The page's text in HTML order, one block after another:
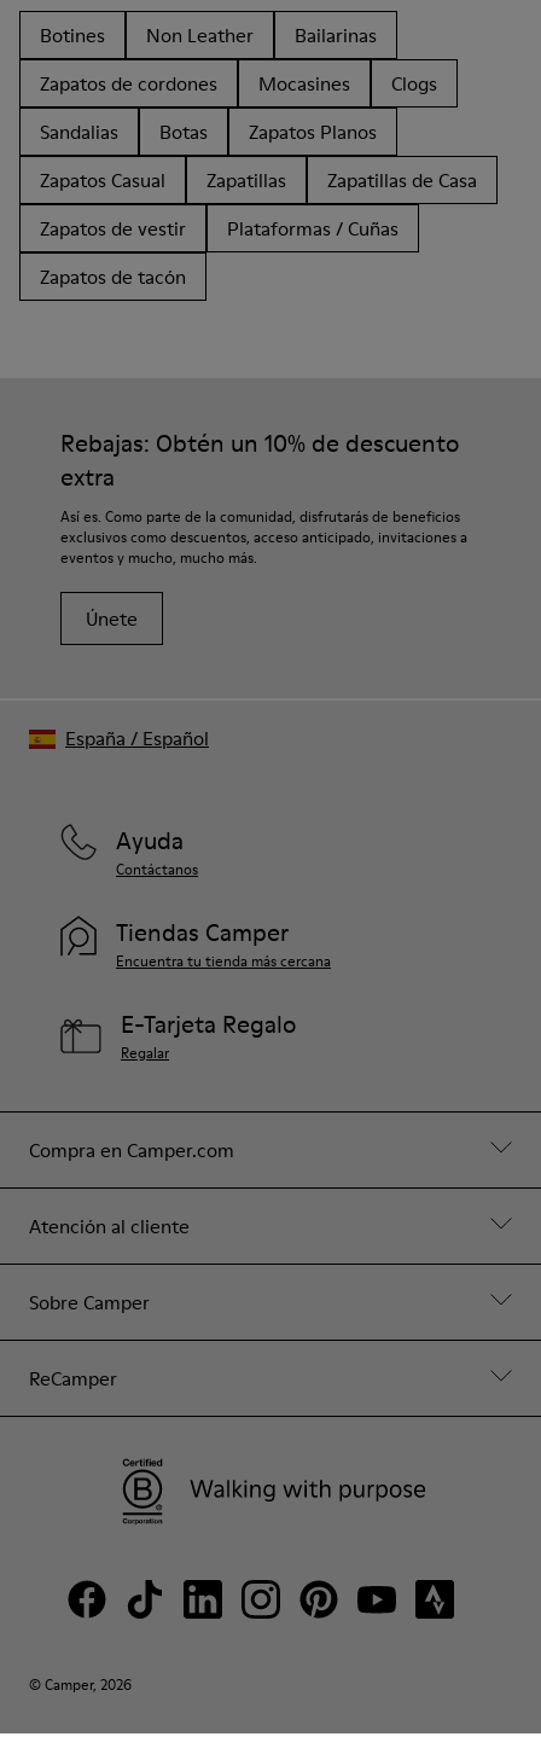
Botines Non Leather
Bailarinas
Zapatos de cordones
Mocasines
Clogs
Sandalias
Botas
Zapatos Planos
Zapatos Casual
Zapatillas
Zapatillas de Casa
Zapatos de vestir
Plataformas / Cuñas
Zapatos de tacón
Rebajas: Obtén un 10% de descuento
extra
Así es. Como parte de la comunidad, disfrutarás de beneficios
exclusivos como descuentos, acceso anticipado, invitaciones a
eventos y mucho, mucho más.
Únete
Compra en Camper.com
Atención al cliente
Sobre Camper
ReCamper
Ayuda
Contáctanos
Tiendas Camper
Encuentra tu tienda más cercana
E-Tarjeta Regalo
Regalar
© Camper, 2026
España / Español